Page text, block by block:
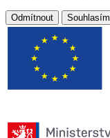
Odmítnout Souhlasím